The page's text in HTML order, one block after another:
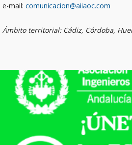
e-mail: comunicacion@aiiaoc.com
Ámbito territorial: Cádiz, Córdoba,